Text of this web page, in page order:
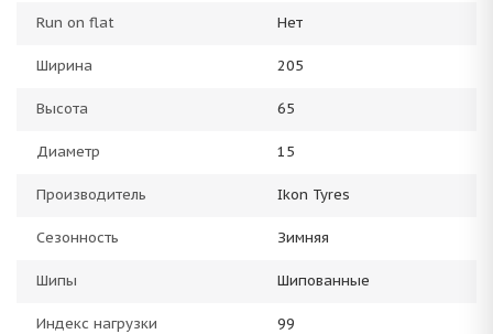
Run on flat Нет
Ширина 205
Высота 65
Диаметр 15
Производитель Ikon Tyres
Сезонность Зимняя
Шипы Шипованные
Индекс нагрузки 99